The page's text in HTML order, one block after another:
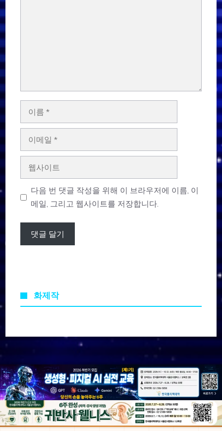
트
다음 번 댓글 작성을 위해 이 브라우저에 이름, 이
메일, 그리고 웹사이트를 저장합니다.
화제작